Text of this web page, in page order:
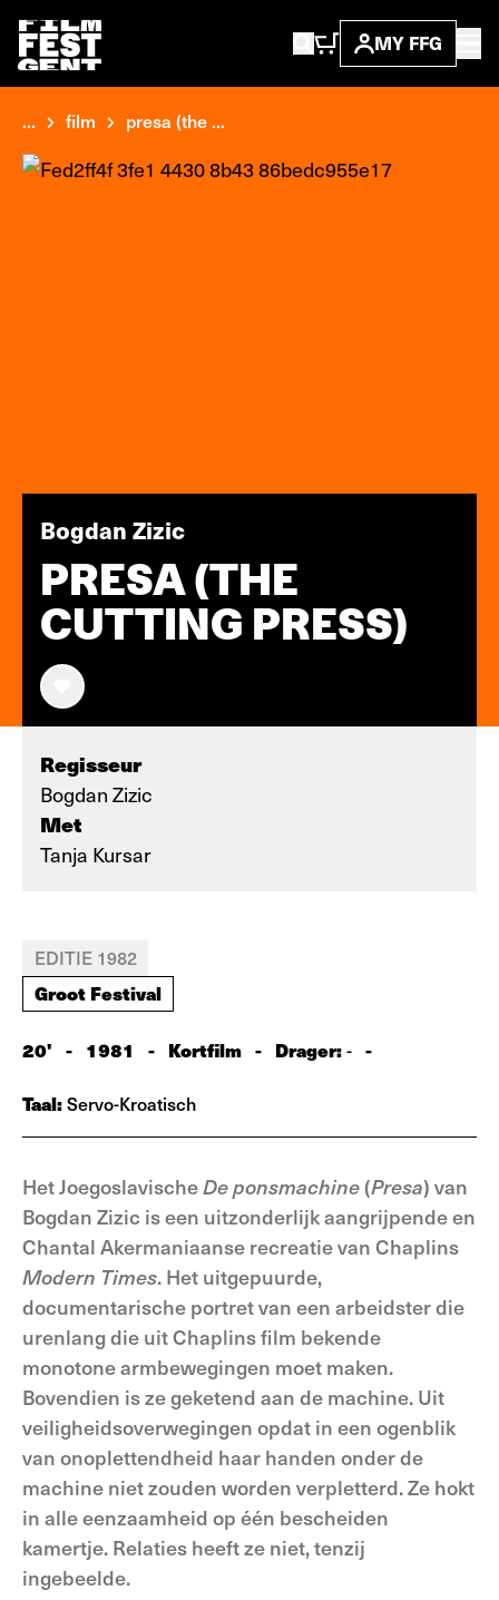
MY FFG
... film presa (the ...
Bogdan Zizic
PRESA (THE
CUTTING PRESS)
Regisseur
Bogdan Zizic
Met
Tanja Kursar
EDITIE 1982
Groot Festival
20' - 1981 - Kortfilm - Drager:- -
Taal:Servo-Kroatisch
Het JoegoslavischeDe ponsmachine (Presa) van
Bogdan Zizic is een uitzonderlijk aangrijpende en
Chantal Akermaniaanse recreatie van Chaplins
Modern Times. Het uitgepuurde,
documentarische portret van een arbeidster die
urenlang die uit Chaplins film bekende
monotone armbewegingen moet maken.
Bovendien is ze geketend aan de machine. Uit
veiligheidsoverwegingen opdat in een ogenblik
van onoplettendheid haar handen onder de
machine niet zouden worden verpletterd. Ze hokt
in alle eenzaamheid op één bescheiden
kamertje. Relaties heeft ze niet, tenzij
ingebeelde.